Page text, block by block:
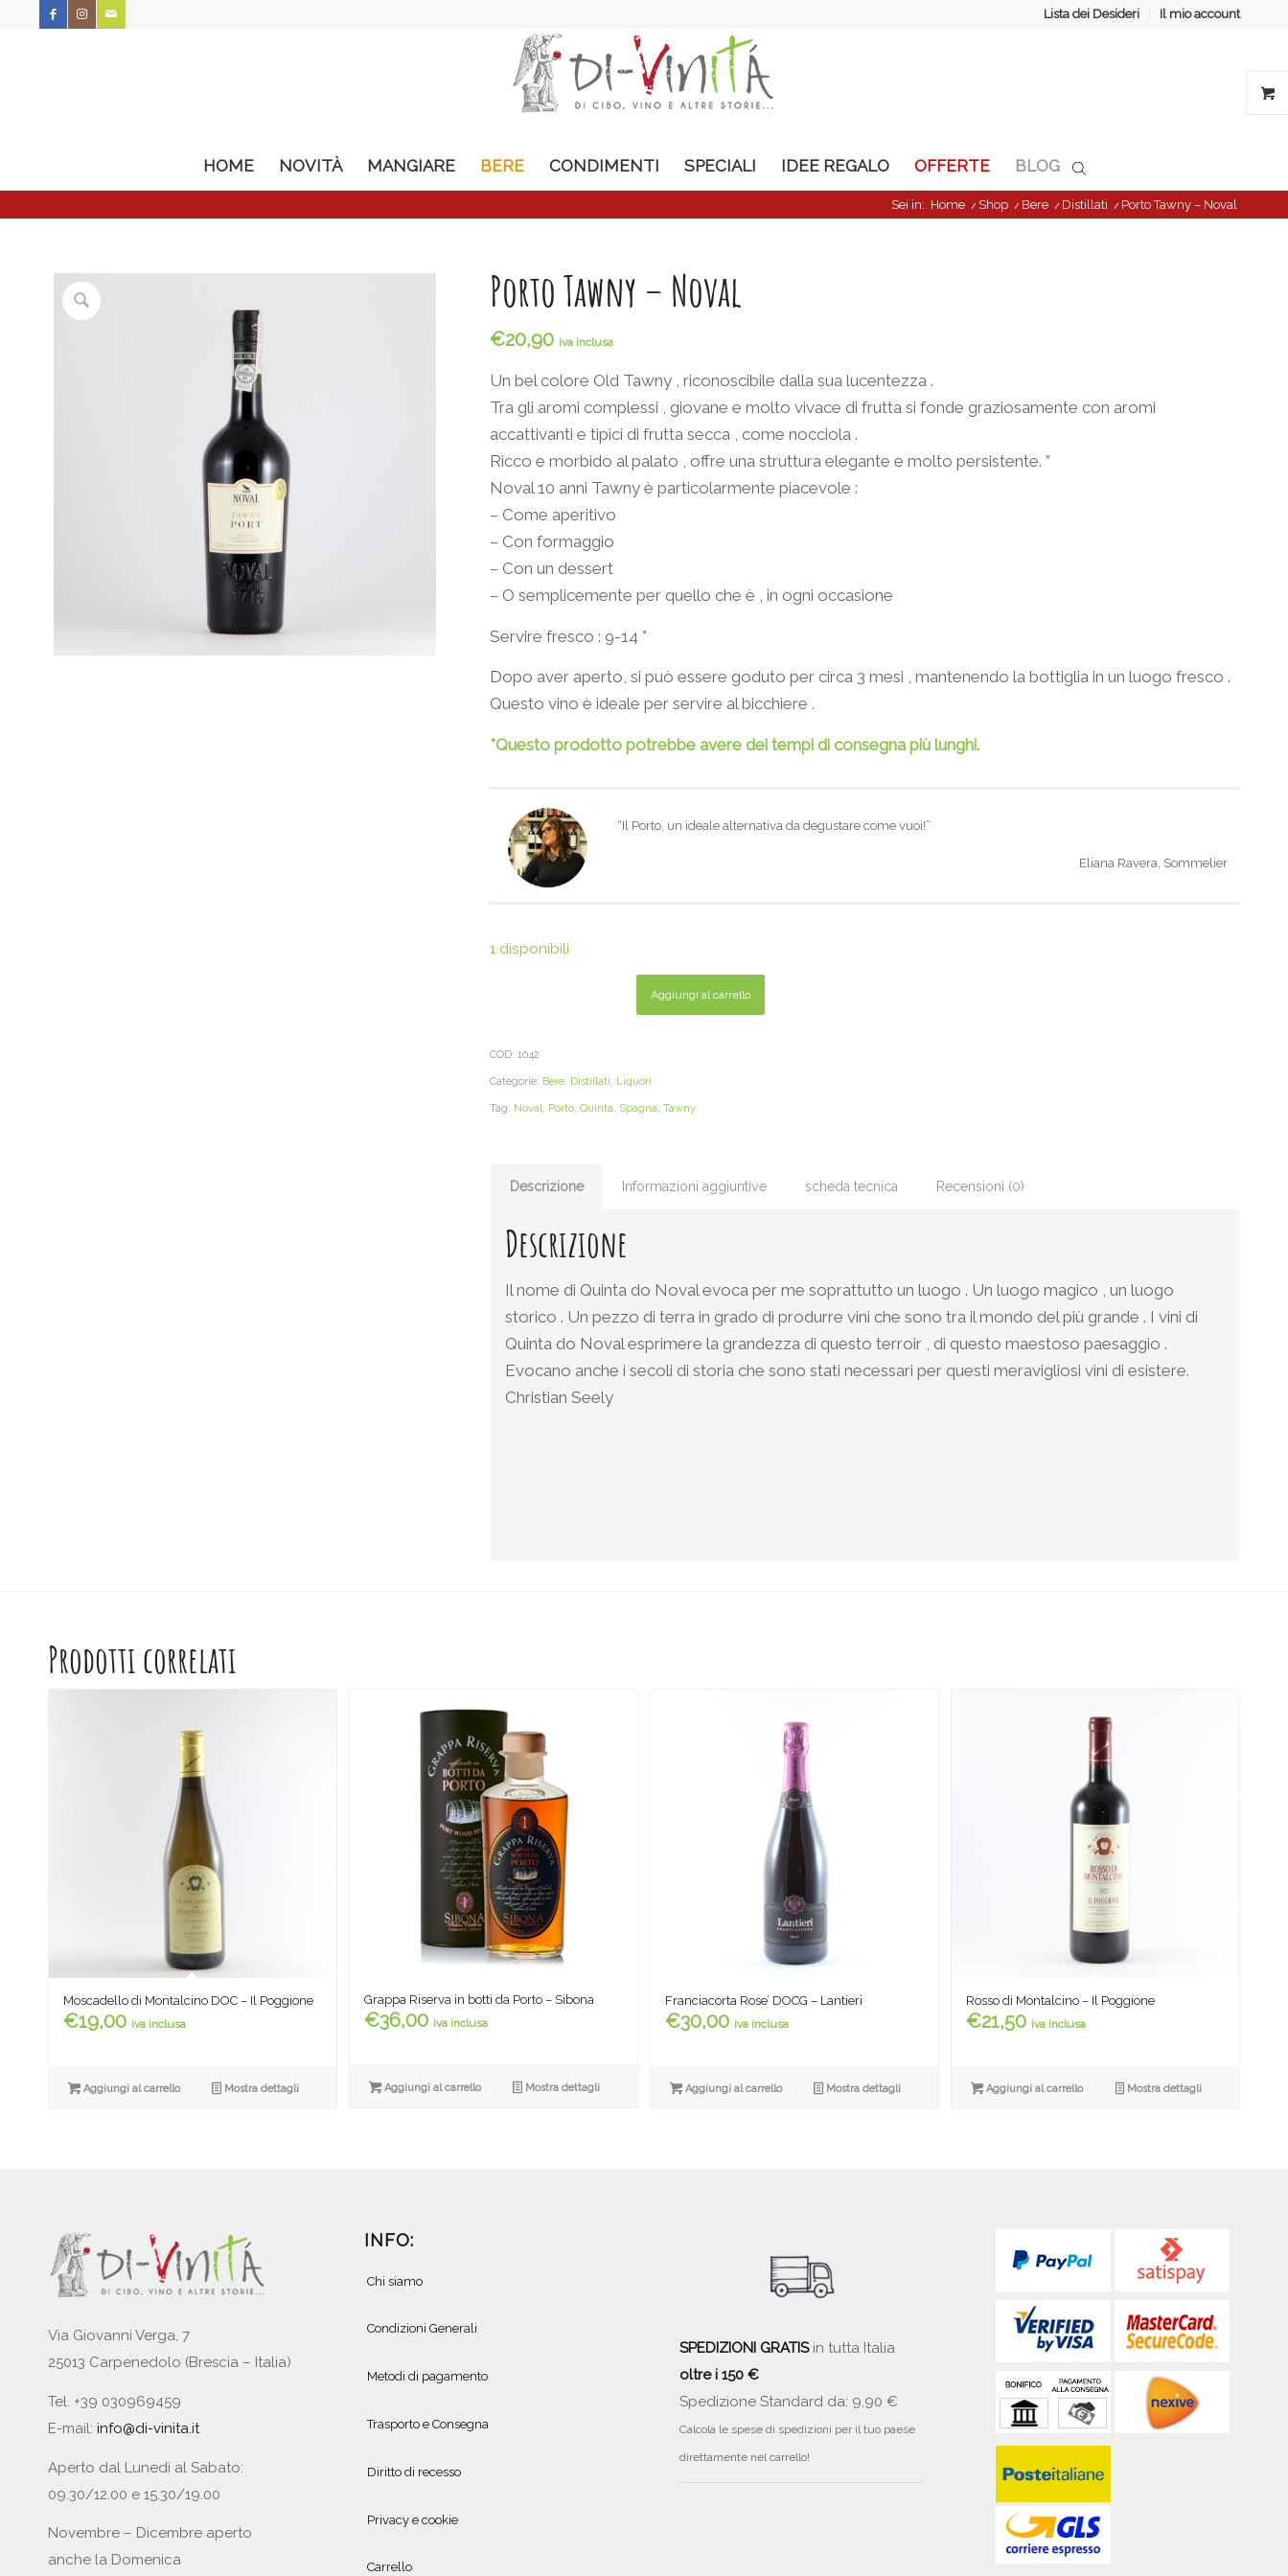
Lista dei Desideri Il mio account
HOME NOVITÀ MANGIARE BERE CONDIMENTI SPECIALI IDEE REGALO OFFERTE BLOG
Sei in: Home / Shop / Bere / Distillati / Porto Tawny – Noval
Porto Tawny – Noval
€20,90 iva inclusa
Un bel colore Old Tawny , riconoscibile dalla sua lucentezza .
Tra gli aromi complessi , giovane e molto vivace di frutta si fonde graziosamente con aromi
accattivanti e tipici di frutta secca , come nocciola .
Ricco e morbido al palato , offre una struttura elegante e molto persistente. ”
Noval 10 anni Tawny è particolarmente piacevole :
– Come aperitivo
– Con formaggio
– Con un dessert
– O semplicemente per quello che è , in ogni occasione
Servire fresco : 9-14 °
Dopo aver aperto, si può essere goduto per circa 3 mesi , mantenendo la bottiglia in un luogo fresco .
Questo vino è ideale per servire al bicchiere .
*Questo prodotto potrebbe avere dei tempi di consegna più lunghi.
“Il Porto, un ideale alternativa da degustare come vuoi!”
Eliana Ravera, Sommelier
1 disponibili
Aggiungi al carrello
COD: 1042
Categorie: Bere, Distillati, Liquori
Tag: Noval, Porto, Quinta, Spagna, Tawny
Descrizione Informazioni aggiuntive scheda tecnica Recensioni (0)
Descrizione
Il nome di Quinta do Noval evoca per me soprattutto un luogo . Un luogo magico , un luogo
storico . Un pezzo di terra in grado di produrre vini che sono tra il mondo del più grande . I vini di
Quinta do Noval esprimere la grandezza di questo terroir , di questo maestoso paesaggio .
Evocano anche i secoli di storia che sono stati necessari per questi meravigliosi vini di esistere.
Christian Seely
Prodotti correlati
Moscadello di Montalcino DOC – Il Poggione
€19,00 iva inclusa
Aggiungi al carrello Mostra dettagli
Grappa Riserva in botti da Porto – Sibona
€36,00 iva inclusa
Aggiungi al carrello Mostra dettagli
Franciacorta Rose’ DOCG – Lantieri
€30,00 iva inclusa
Aggiungi al carrello Mostra dettagli
Rosso di Montalcino – Il Poggione
€21,50 iva inclusa
Aggiungi al carrello Mostra dettagli
Via Giovanni Verga, 7
25013 Carpenedolo (Brescia – Italia)
Tel. +39 030969459
E-mail: info@di-vinita.it
Aperto dal Lunedì al Sabato:
09.30/12.00 e 15.30/19.00
Novembre – Dicembre aperto
anche la Domenica
INFO:
Chi siamo
Condizioni Generali
Metodi di pagamento
Trasporto e Consegna
Diritto di recesso
Privacy e cookie
Carrello
SPEDIZIONI GRATISin tutta Italia
oltre i 150 €
Spedizione Standard da: 9,90 €
Calcola le spese di spedizioni per il tuo paese
direttamente nel carrello!